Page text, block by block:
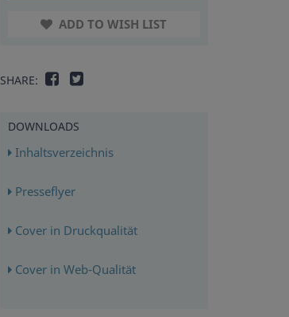
ADD TO WISH LIST
SHARE:
DOWNLOADS
Inhaltsverzeichnis
Presseflyer
Cover in Druckqualität
Cover in Web-Qualität